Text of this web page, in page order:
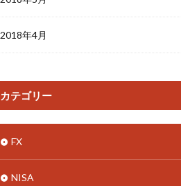
2018年4月
カテゴリー
FX
NISA